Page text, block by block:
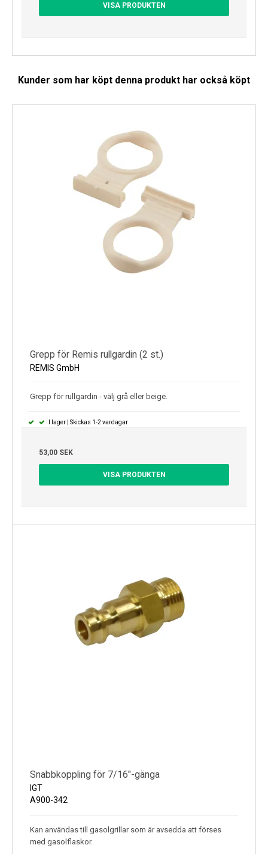
VISA PRODUKTEN
Kunder som har köpt denna produkt har också köpt
Grepp för Remis rullgardin (2 st.)
REMIS GmbH
Grepp för rullgardin - välj grå eller beige.
I lager | Skickas 1-2 vardagar
53,00 SEK
VISA PRODUKTEN
Snabbkoppling för 7/16"-gänga
IGT
A900-342
Kan användas till gasolgrillar som är avsedda att förses
med gasolflaskor.